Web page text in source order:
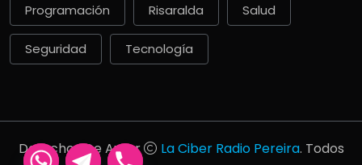
Programación Risaralda Salud
Seguridad Tecnología
Derechos De Autor La Ciber Radio Pereira. Todos